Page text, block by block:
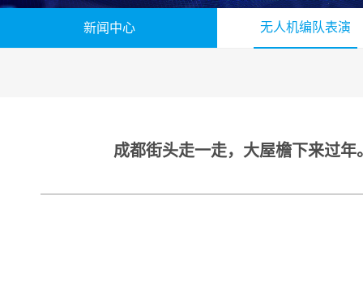
新闻中心 无人机编队表演
成都街头走一走，大屋檐下来过